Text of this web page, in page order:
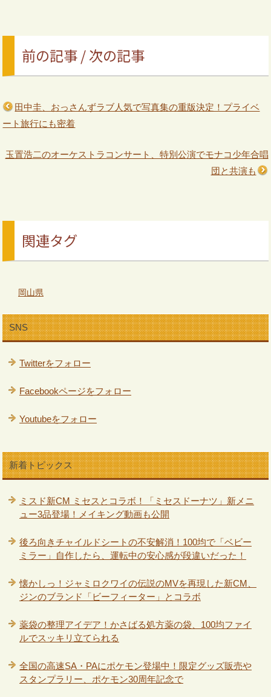
前の記事 / 次の記事
田中圭、おっさんずラブ人気で写真集の重版決定！プライベ
ート旅行にも密着
玉置浩二のオーケストラコンサート、特別公演でモナコ少年合唱
団と共演も
関連タグ
岡山県
SNS
Twitterをフォロー
Facebookページをフォロー
Youtubeをフォロー
新着トピックス
ミスド新CM ミセスとコラボ！「ミセスドーナツ」新メニ
ュー3品登場！メイキング動画も公開
後ろ向きチャイルドシートの不安解消！100均で「ベビー
ミラー」自作したら、運転中の安心感が段違いだった！
懐かしっ！ジャミロクワイの伝説のMVを再現した新CM、
ジンのブランド「ビーフィーター」とコラボ
薬袋の整理アイデア！かさばる処方薬の袋、100均ファイ
ルでスッキリ立てられる
全国の高速SA・PAにポケモン登場中！限定グッズ販売や
スタンプラリー、ポケモン30周年記念で